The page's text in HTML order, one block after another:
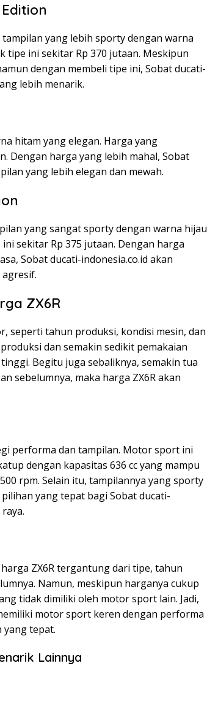
tampilan yang lebih sporty dengan warna
tipe ini sekitar Rp 370 jutaan. Meskipun
dengan membeli tipe ini, Sobat ducati-
lebih menarik.
hitam yang elegan. Harga yang
Dengan harga yang lebih mahal, Sobat
yang lebih elegan dan mewah.
yang sangat sporty dengan warna hijau
sekitar Rp 375 jutaan. Dengan harga
Sobat ducati-indonesia.co.id akan
ZX6R
seperti tahun produksi, kondisi mesin, dan
dan semakin sedikit pemakaian
Begitu juga sebaliknya, semakin tua
sebelumnya, maka harga ZX6R akan
performa dan tampilan. Motor sport ini
dengan kapasitas 636 cc yang mampu
rpm. Selain itu, tampilannya yang sporty
yang tepat bagi Sobat ducati-
ZX6R tergantung dari tipe, tahun
Namun, meskipun harganya cukup
tidak dimiliki oleh motor sport lain. Jadi,
motor sport keren dengan performa
yang tepat.
Lainnya